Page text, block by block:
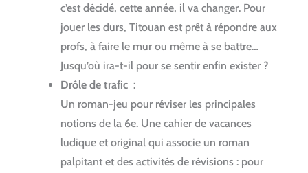
c’est décidé, cette année, il va changer. Pour
jouer les durs, Titouan est prêt à répondre aux
profs, à faire le mur ou même à se battre…
Jusqu’où ira-t-il pour se sentir enfin exister ?
Drôle de trafic :
Un roman-jeu pour réviser les principales
notions de la 6e. Une cahier de vacances
ludique et original qui associe un roman
palpitant et des activités de révisions : pour